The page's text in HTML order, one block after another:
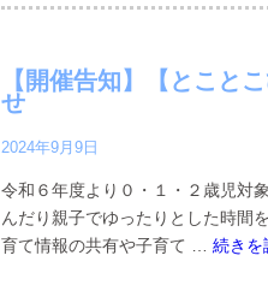
【開催告知】【とこと
せ
2024年9月9日
令和６年度より０・１・２歳児対
んだり親子でゆったりとした時間
育て情報の共有や子育て … 続きを